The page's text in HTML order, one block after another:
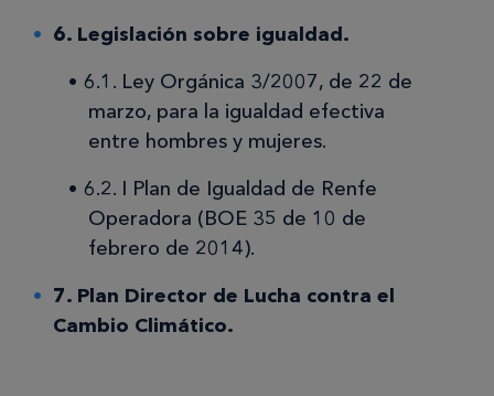
6. Legislación sobre igualdad.
6.1. Ley Orgánica 3/2007, de 22 de
marzo, para la igualdad efectiva
entre hombres y mujeres.
6.2. I Plan de Igualdad de Renfe
Operadora (BOE 35 de 10 de
febrero de 2014).
7. Plan Director de Lucha contra el
Cambio Climático.